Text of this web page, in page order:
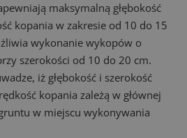
maksymalną głębokość
kopania w zakresie od 10 do 15
wykonanie wykopów o
szerokości od 10 do 20 cm.
iż głębokość i szerokość
kopania zależą w głównej
w miejscu wykonywania